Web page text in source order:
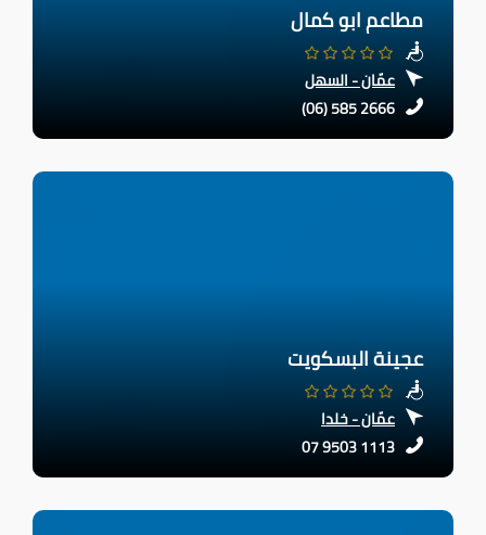
مطاعم ابو كمال
عمّان - السهل
(06) 585 2666
عجينة البسكويت
عمّان - خلدا
07 9503 1113